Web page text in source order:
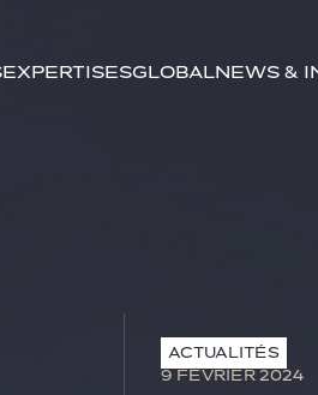
ExpertisesGlobalNews &
ACTUALITÉS
9 FÉVRIER 2024